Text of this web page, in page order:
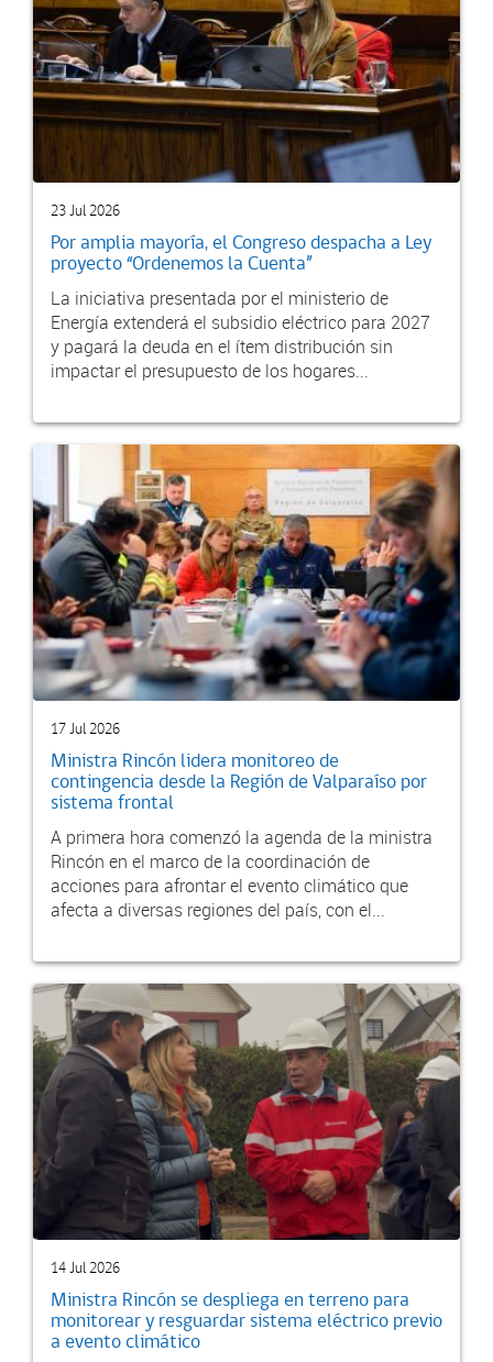
23 Jul 2026
Por amplia mayoría, el Congreso despacha a Ley
proyecto “Ordenemos la Cuenta”
La iniciativa presentada por el ministerio de
Energía extenderá el subsidio eléctrico para 2027
y pagará la deuda en el ítem distribución sin
impactar el presupuesto de los hogares...
17 Jul 2026
Ministra Rincón lidera monitoreo de
contingencia desde la Región de Valparaíso por
sistema frontal
A primera hora comenzó la agenda de la ministra
Rincón en el marco de la coordinación de
acciones para afrontar el evento climático que
afecta a diversas regiones del país, con el...
14 Jul 2026
Ministra Rincón se despliega en terreno para
monitorear y resguardar sistema eléctrico previo
a evento climático